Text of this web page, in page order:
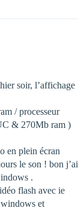
soir, l’affichage
/ processeur
& 270Mb ram )
en plein écran
le son ! bon j’ai
.
flash avec ie
et